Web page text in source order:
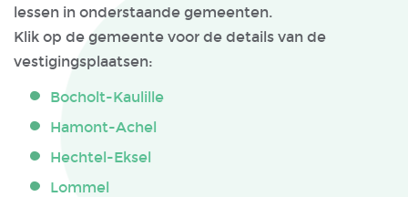
lessen in onderstaande gemeenten.
Klik op de gemeente voor de details van de
vestigingsplaatsen:
Bocholt-Kaulille
Hamont-Achel
Hechtel-Eksel
Lommel